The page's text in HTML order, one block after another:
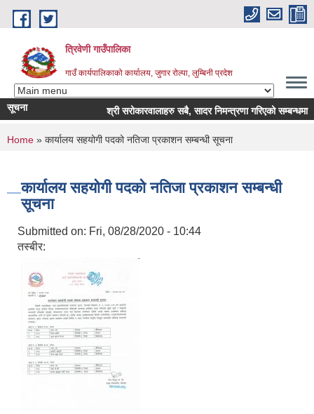
Skip to main content
त्रिवेणी गाउँपालिका
गाउँ कार्यपालिकाको कार्यालय, जुगार रोल्पा, लुम्बिनी प्रदेश
सूचना श्री सरोकारवालाहरु सबै, सादर निमन्त्रणा गरिएको सम्बन्धमा ।
You are here
Home » कार्यालय सहयोगी पदको नतिजा प्रकाशन सम्बन्धी सूचना
कार्यालय सहयोगी पदको नतिजा प्रकाशन सम्बन्धी
सूचना
Submitted on: Fri, 08/28/2020 - 10:44
तस्बीर: